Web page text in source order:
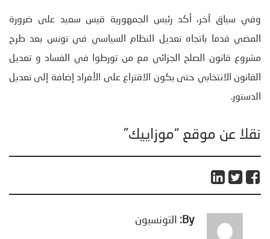
وفي سياق آخر، أكد رئيس الجمهورية قيس سعيد على ضرورة
المضي قدما باتجاه تعديل النظام السياسي في تونس بعد طرح
مشروع قانون الصلح الجزائي مع من تورطوا في الفساد و تعديل
القانون الانتخابي حتى يكون الاقتراع على الأفراد إضافة إلى تعديل
الدستور.
نقلا عن موقع “موزاييك”
By: التونسيون